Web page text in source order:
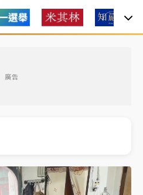
廣告
人數！辜仲諒向法院聲請遭
！今線上預約開賣一度塞車